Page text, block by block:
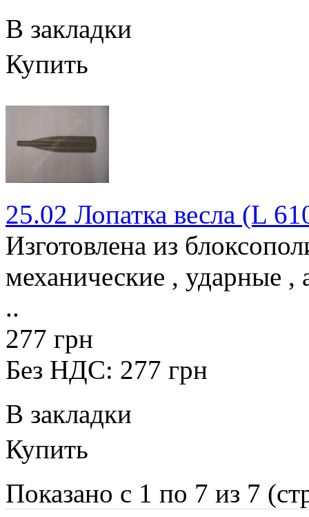
В закладки
Купить
25.02 Лопатка весла (L
Изготовлена из
механические , ударные ,
..
277 грн
Без НДС: 277 грн
В закладки
Купить
Показано с 1 по 7 из 7